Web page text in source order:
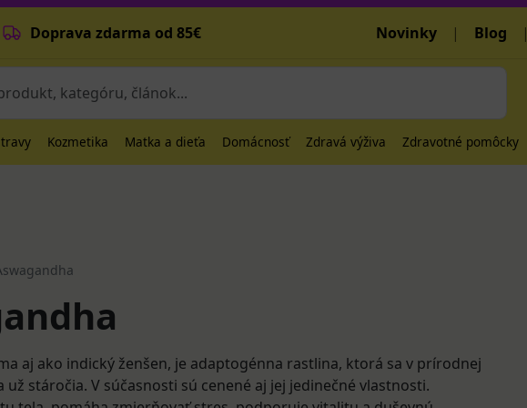
Doprava zdarma od 85€ Novinky | Blog |
Kozmetika Matka a dieťa Domácnosť Zdravá výživa Zdravotné pomôcky
aj ako indický ženšen, je adaptogénna rastlina, ktorá sa v prírodnej
už stáročia. V súčasnosti sú cenené aj jej jedinečné vlastnosti.